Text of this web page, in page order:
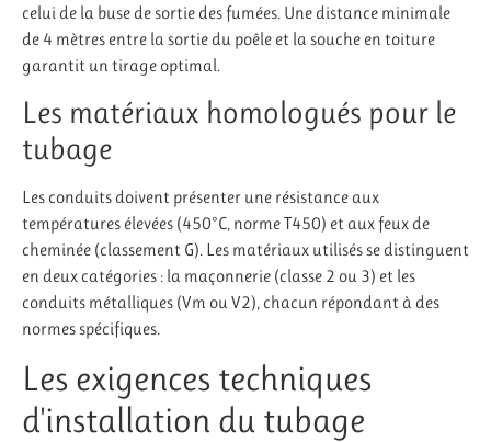
celui de la buse de sortie des fumées. Une distance minimale
de 4 mètres entre la sortie du poêle et la souche en toiture
garantit un tirage optimal.
Les matériaux homologués pour le
tubage
Les conduits doivent présenter une résistance aux
températures élevées (450°C, norme T450) et aux feux de
cheminée (classement G). Les matériaux utilisés se distinguent
en deux catégories : la maçonnerie (classe 2 ou 3) et les
conduits métalliques (Vm ou V2), chacun répondant à des
normes spécifiques.
Les exigences techniques
d'installation du tubage